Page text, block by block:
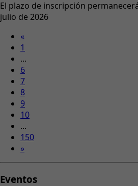
El plazo de inscripción
julio de 2026
«
1
...
6
7
8
9
10
...
150
»
Eventos